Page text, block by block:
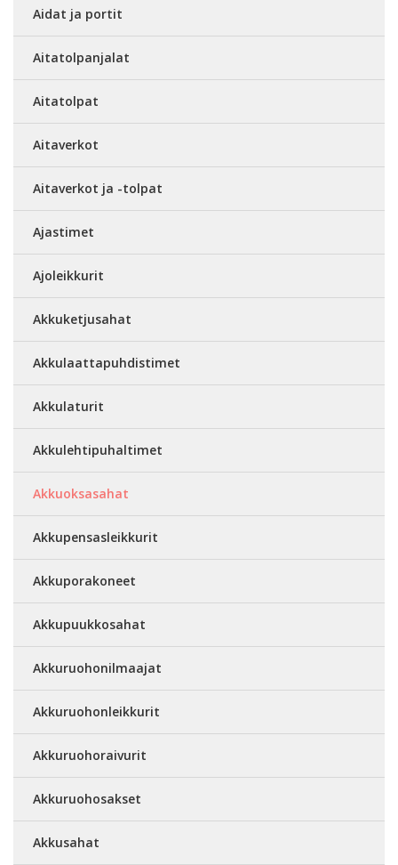
Aidat ja portit
Aitatolpanjalat
Aitatolpat
Aitaverkot
Aitaverkot ja -tolpat
Ajastimet
Ajoleikkurit
Akkuketjusahat
Akkulaattapuhdistimet
Akkulaturit
Akkulehtipuhaltimet
Akkuoksasahat
Akkupensasleikkurit
Akkuporakoneet
Akkupuukkosahat
Akkuruohonilmaajat
Akkuruohonleikkurit
Akkuruohoraivurit
Akkuruohosakset
Akkusahat